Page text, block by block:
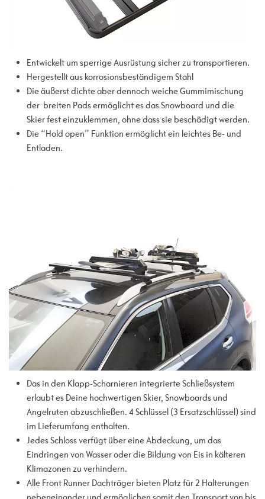
Entwickelt um sperrige Ausrüstung sicher zu transportieren.
Hergestellt aus korrosionsbeständigem Stahl
Die äußerst dichte aber dennoch weiche Gummimischung
der breiten Pads ermöglicht es das Snowboard und die
Skier fest einzuklemmen, ohne dass sie beschädigt werden.
Die “Hold open” Funktion ermöglicht ein leichtes Be- und
Entladen.
Das in den Klapp-Scharnieren integrierte Schließsystem
erlaubt es Deine hochwertigen Skier, Snowboards und
Angelruten abzuschließen. 4 Schlüssel (3 Ersatzschlüssel) sind
im Lieferumfang enthalten.
Jedes Schloss verfügt über eine Abdeckung, um das
Eindringen von Wasser oder die Bildung von Eis in kälteren
Klimazonen zu verhindern.
Alle Front Runner Dachträger bieten Platz für 2 Halterungen
nebeneinander und ermöglichen somit den Transport von bis